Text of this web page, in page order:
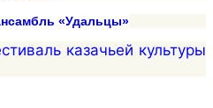
«Удальцы»
казачьей культуры